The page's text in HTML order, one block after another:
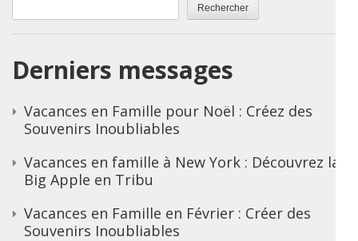
Rechercher
Derniers messages
Vacances en Famille pour Noël : Créez des
Souvenirs Inoubliables
Vacances en famille à New York : Découvrez la
Big Apple en Tribu
Vacances en Famille en Février : Créer des
Souvenirs Inoubliables